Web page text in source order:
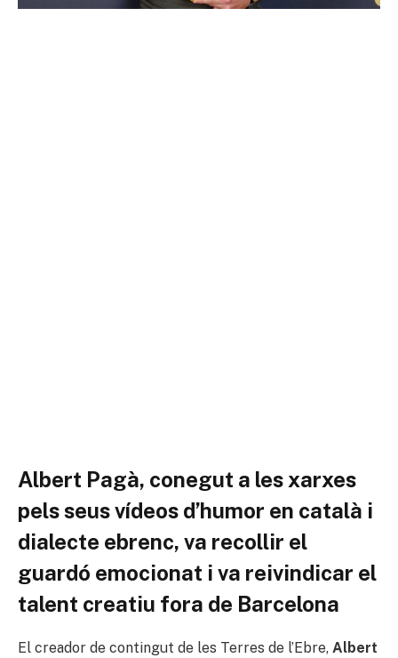
Albert Pagà, conegut a les xarxes
pels seus vídeos d’humor en català i
dialecte ebrenc, va recollir el
guardó emocionat i va reivindicar el
talent creatiu fora de Barcelona
El creador de contingut de les Terres de l’Ebre, Albert